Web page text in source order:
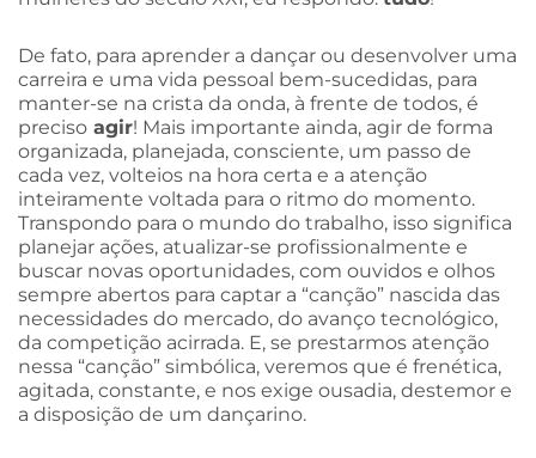
De fato, para aprender a dançar ou desenvolver uma
carreira e uma vida pessoal bem-sucedidas, para
manter-se na crista da onda, à frente de todos, é
preciso agir! Mais importante ainda, agir de forma
organizada, planejada, consciente, um passo de
cada vez, volteios na hora certa e a atenção
inteiramente voltada para o ritmo do momento.
Transpondo para o mundo do trabalho, isso significa
planejar ações, atualizar-se profissionalmente e
buscar novas oportunidades, com ouvidos e olhos
sempre abertos para captar a “canção” nascida das
necessidades do mercado, do avanço tecnológico,
da competição acirrada. E, se prestarmos atenção
nessa “canção” simbólica, veremos que é frenética,
agitada, constante, e nos exige ousadia, destemor e
a disposição de um dançarino.